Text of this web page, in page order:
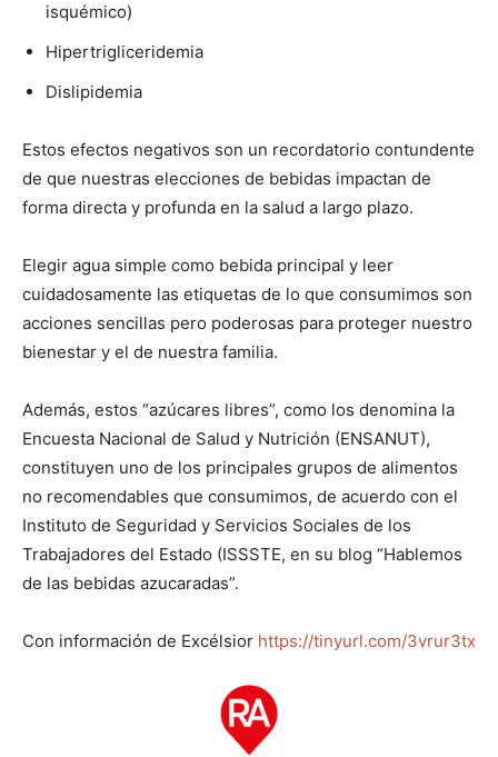
isquémico)
Hipertrigliceridemia
Dislipidemia
Estos efectos negativos son un recordatorio contundente
de que nuestras elecciones de bebidas impactan de
forma directa y profunda en la salud a largo plazo.
Elegir agua simple como bebida principal y leer
cuidadosamente las etiquetas de lo que consumimos son
acciones sencillas pero poderosas para proteger nuestro
bienestar y el de nuestra familia.
Además, estos “azúcares libres”, como los denomina la
Encuesta Nacional de Salud y Nutrición (ENSANUT),
constituyen uno de los principales grupos de alimentos
no recomendables que consumimos, de acuerdo con el
Instituto de Seguridad y Servicios Sociales de los
Trabajadores del Estado (ISSSTE, en su blog “Hablemos
de las bebidas azucaradas”.
Con información de Excélsior https://tinyurl.com/3vrur3tx